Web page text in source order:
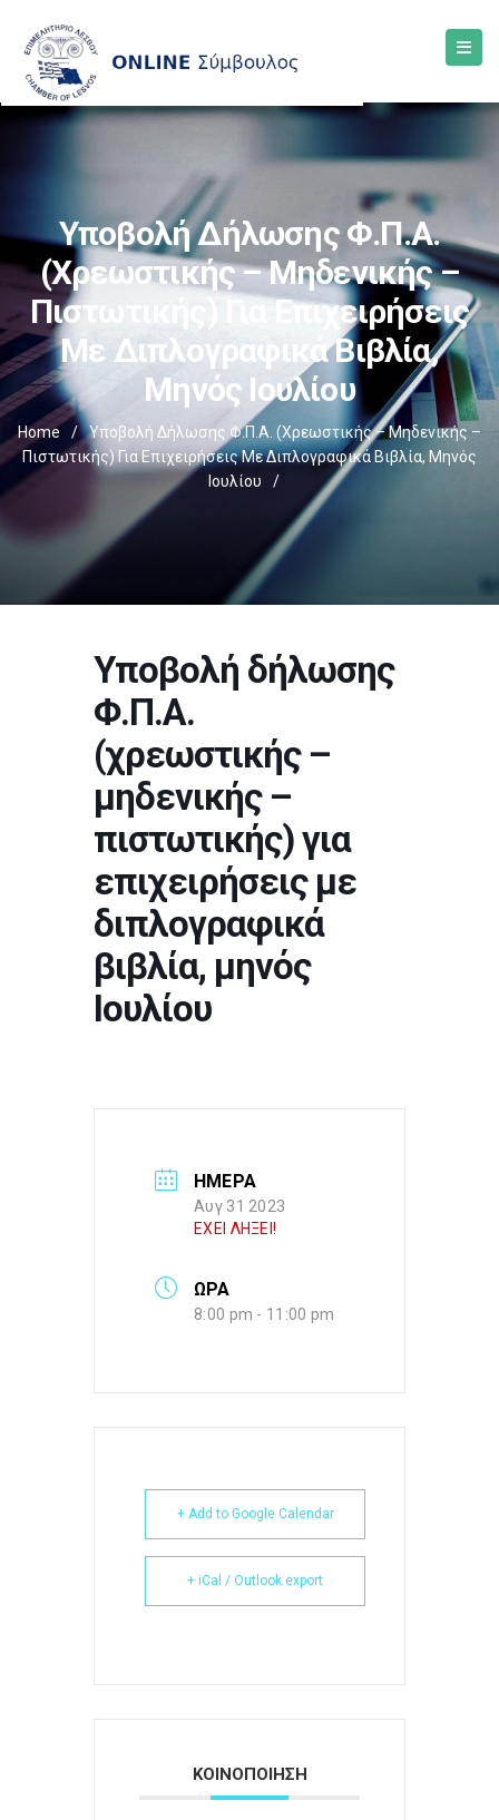
Υποβολή Δήλωσης Φ.Π.Α.
(χρεωστικής – Μηδενικής –
Πιστωτικής) Για Επιχειρήσεις
Με Διπλογραφικά Βιβλία,
Μηνός Ιουλίου
Home /
Υποβολή Δήλωσης Φ.Π.Α. (χρεωστικής – Μηδενικής –
Πιστωτικής) Για Επιχειρήσεις Με Διπλογραφικά Βιβλία, Μηνός
Ιουλίου
/
Υποβολή δήλωσης
Φ.Π.Α.
(χρεωστικής –
μηδενικής –
πιστωτικής) για
επιχειρήσεις με
διπλογραφικά
βιβλία, μηνός
Ιουλίου
ΗΜΕΡΑ
Αυγ 31 2023
ΕΧΕΙ ΛΗΞΕΙ!
ΩΡΑ
8:00 pm - 11:00 pm
+ Add to Google Calendar
+ iCal / Outlook export
ΚΟΙΝΟΠΟΙΗΣΗ